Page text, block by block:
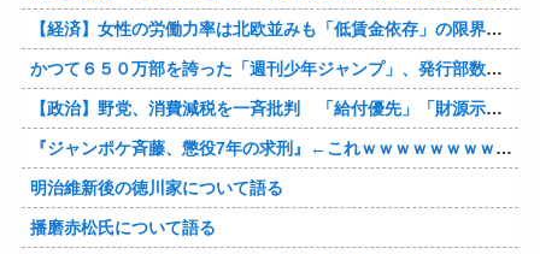
【経済】女性の労働力率は北欧並みも「低賃金依存」の限界 団塊世代の完全引退で、企業が迫られる“最後の選択”
かつて６５０万部を誇った「週刊少年ジャンプ」、発行部数が初の100万部割れ
【政治】野党、消費減税を一斉批判 「給付優先」「財源示せ」
『ジャンポケ斉藤、懲役7年の求刑』←これｗｗｗｗｗｗｗｗｗｗｗｗｗｗｗｗｗｗ
明治維新後の徳川家について語る
播磨赤松氏について語る